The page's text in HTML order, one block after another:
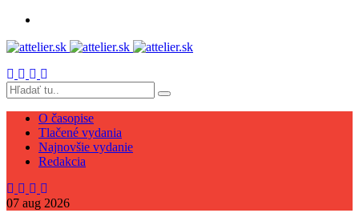
O časopise
Tlačené vydania
Najnovšie vydanie
Redakcia
07 aug 2026